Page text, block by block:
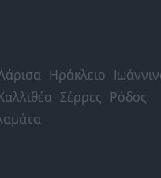
Ηράκλειο
Σέρρες Ρόδος